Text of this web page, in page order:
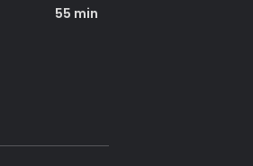
55 min